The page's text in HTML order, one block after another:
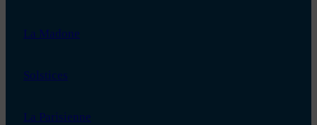
La Madone
Solstices
La Parisienne